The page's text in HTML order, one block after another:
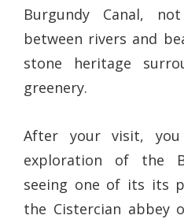
Burgundy Canal,
between rivers and
stone heritage
greenery.
After your visit,
exploration of the
seeing one of its its
the Cistercian abbey